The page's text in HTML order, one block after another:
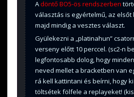
Adöntő BO5-ös rendszerben
választás is egyértelmű, az
majd mindig a vesztes választ.
Gyülekezni a „platinahun”
verseny előtt 10 perccel. (sc2-n
legfontosabb dolog, hogy
neved mellet a bracketben van
rá kell kattintani és beírni, hogy
töltsétek fölfele a replayeket!